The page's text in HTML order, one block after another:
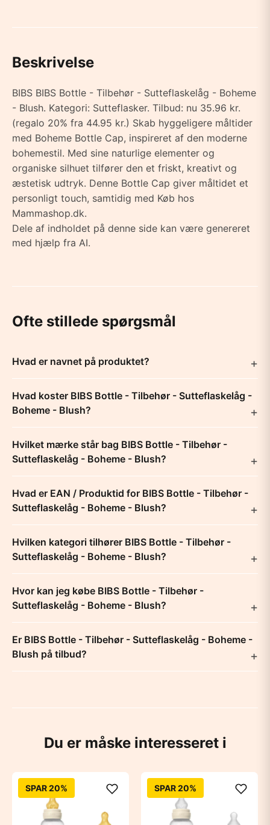
Beskrivelse
BIBS BIBS Bottle - Tilbehør - Sutteflaskelåg - Boheme
- Blush. Kategori: Sutteflasker. Tilbud: nu 35.96 kr.
(regalo 20% fra 44.95 kr.) Skab hyggeligere måltider
med Boheme Bottle Cap, inspireret af den moderne
bohemestil. Med sine naturlige elementer og
organiske silhuet tilfører den et friskt, kreativt og
æstetisk udtryk. Denne Bottle Cap giver måltidet et
personligt touch, samtidig med Køb hos
Mammashop.dk.
Dele af indholdet på denne side kan være genereret
med hjælp fra AI.
Ofte stillede spørgsmål
Hvad er navnet på produktet?
Hvad koster BIBS Bottle - Tilbehør - Sutteflaskelåg -
Boheme - Blush?
Hvilket mærke står bag BIBS Bottle - Tilbehør -
Sutteflaskelåg - Boheme - Blush?
Hvad er EAN / Produktid for BIBS Bottle - Tilbehør -
Sutteflaskelåg - Boheme - Blush?
Hvilken kategori tilhører BIBS Bottle - Tilbehør -
Sutteflaskelåg - Boheme - Blush?
Hvor kan jeg købe BIBS Bottle - Tilbehør -
Sutteflaskelåg - Boheme - Blush?
Er BIBS Bottle - Tilbehør - Sutteflaskelåg - Boheme -
Blush på tilbud?
Du er måske interesseret i
SPAR 20% SPAR 20%